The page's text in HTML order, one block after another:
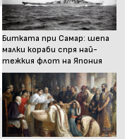
Битката при Самар: шепа
малки кораби спря най-
тежкия флот на Япония